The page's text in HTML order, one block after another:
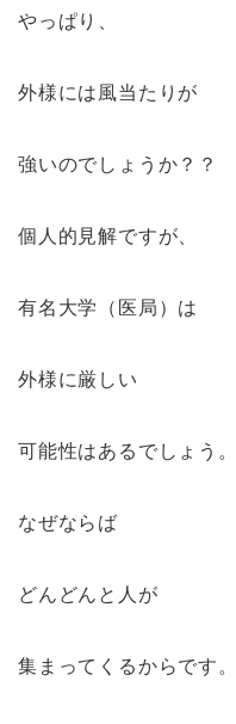
やっぱり、
外様には風当たりが
強いのでしょうか？？
個人的見解ですが、
有名大学（医局）は
外様に厳しい
可能性はあるでしょう。
なぜならば
どんどんと人が
集まってくるからです。